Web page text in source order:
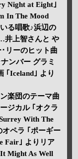
Night at Eight｣
In The Mood
る唱歌♪浜辺の
井上智さんと や
リーのヒット曲
ンバー グラミ
｢Iceland｣ より
楽団のテーマ曲
ジカル ｢オクラ
With The
ペラ ｢ポーギー
Fair｣ よりリア
Might As Well